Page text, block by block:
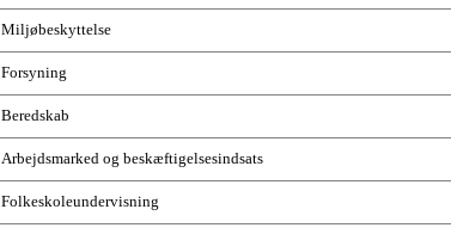
Miljøbeskyttelse
Forsyning
Beredskab
Arbejdsmarked og beskæftigelsesindsats
Folkeskoleundervisning